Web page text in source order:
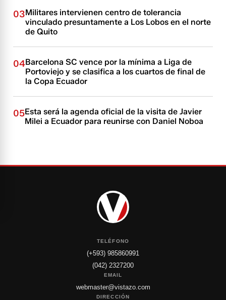
03Militares intervienen centro de tolerancia
vinculado presuntamente a Los Lobos en el norte
de Quito
04Barcelona SC vence por la mínima a Liga de
Portoviejo y se clasifica a los cuartos de final de
la Copa Ecuador
05Esta será la agenda oficial de la visita de Javier
Milei a Ecuador para reunirse con Daniel Noboa
TELÉFONO
(+593) 985860991
(042) 2327200
EMAIL
webmaster@vistazo.com
DIRECCIÓN